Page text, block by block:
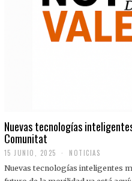
Nuevas tecnologías
Comunitat
15 JUNIO, 2025 NOTICIAS
Nuevas tecnologías inteligentes